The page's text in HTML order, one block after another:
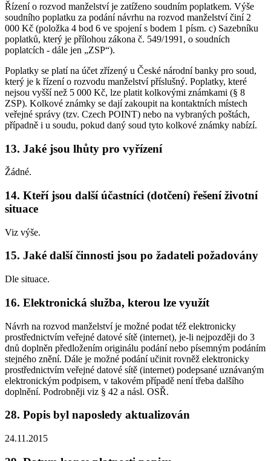
Řízení o rozvod manželství je zatíženo soudním poplatkem. Výše
soudního poplatku za podání návrhu na rozvod manželství činí 2
000 Kč (položka 4 bod 6 ve spojení s bodem 1 písm. c) Sazebníku
poplatků, který je přílohou zákona č. 549/1991, o soudních
poplatcích - dále jen „ZSP“).
Poplatky se platí na účet zřízený u České národní banky pro soud,
který je k řízení o rozvodu manželství příslušný. Poplatky, které
nejsou vyšší než 5 000 Kč, lze platit kolkovými známkami (§ 8
ZSP). Kolkové známky se dají zakoupit na kontaktních místech
veřejné správy (tzv. Czech POINT) nebo na vybraných poštách,
případně i u soudu, pokud daný soud tyto kolkové známky nabízí.
13. Jaké jsou lhůty pro vyřízení
Žádné.
14. Kteří jsou další účastníci (dotčení) řešení životní
situace
Viz výše.
15. Jaké další činnosti jsou po žadateli požadovány
Dle situace.
16. Elektronická služba, kterou lze využít
Návrh na rozvod manželství je možné podat též elektronicky
prostřednictvím veřejné datové sítě (internet), je-li nejpozději do 3
dnů doplněn předložením originálu podání nebo písemným podáním
stejného znění. Dále je možné podání učinit rovněž elektronicky
prostřednictvím veřejné datové sítě (internet) podepsané uznávaným
elektronickým podpisem, v takovém případě není třeba dalšího
doplnění. Podrobněji viz § 42 a násl. OSŘ.
28. Popis byl naposledy aktualizován
24.11.2015